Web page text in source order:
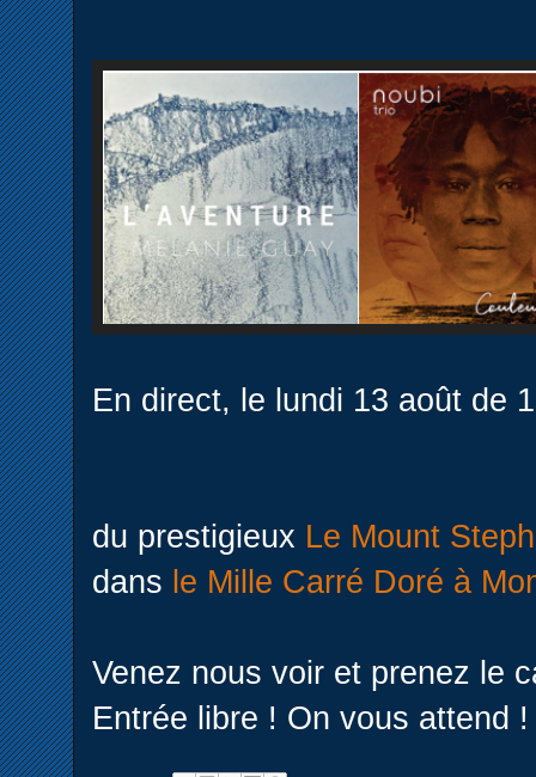
En direct, le lundi 13 août de
du prestigieux Le Mount
dans le Mille Carré Doré à
Venez nous voir et prenez le
Entrée libre ! On vous attend !